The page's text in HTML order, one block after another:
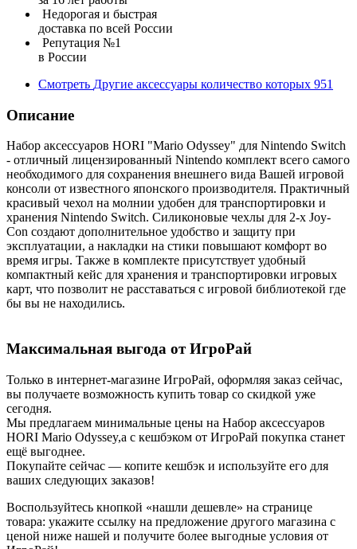
Недорогая и быстрая
доставка по всей России
Репутация №1
в России
Смотреть Другие аксессуары количество которых 951
Описание
Набор аксессуаров HORI "Mario Odyssey" для Nintendo Switch
- отличный лицензированный Nintendo комплект всего самого
необходимого для сохранения внешнего вида Вашей игровой
консоли от известного японского производителя. Практичный
красивый чехол на молнии удобен для транспортировки и
хранения Nintendo Switch. Силиконовые чехлы для 2-х Joy-
Con создают дополнительное удобство и защиту при
эксплуатации, а накладки на стики повышают комфорт во
время игры. Также в комплекте присутствует удобный
компактный кейс для хранения и транспортировки игровых
карт, что позволит не расставаться с игровой библиотекой где
бы вы не находились.
Максимальная выгода от ИгроРай
Только в интернет-магазине ИгроРай, оформляя заказ сейчас,
вы получаете возможность купить товар со скидкой уже
сегодня.
Мы предлагаем минимальные цены на Набор аксессуаров
HORI Mario Odyssey,а с кешбэком от ИгроРай покупка станет
ещё выгоднее.
Покупайте сейчас — копите кешбэк и используйте его для
ваших следующих заказов!
Воспользуйтесь кнопкой «нашли дешевле» на странице
товара: укажите ссылку на предложение другого магазина с
ценой ниже нашей и получите более выгодные условия от